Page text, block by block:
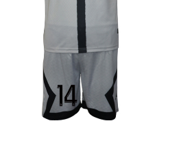
Zaključek nakupa